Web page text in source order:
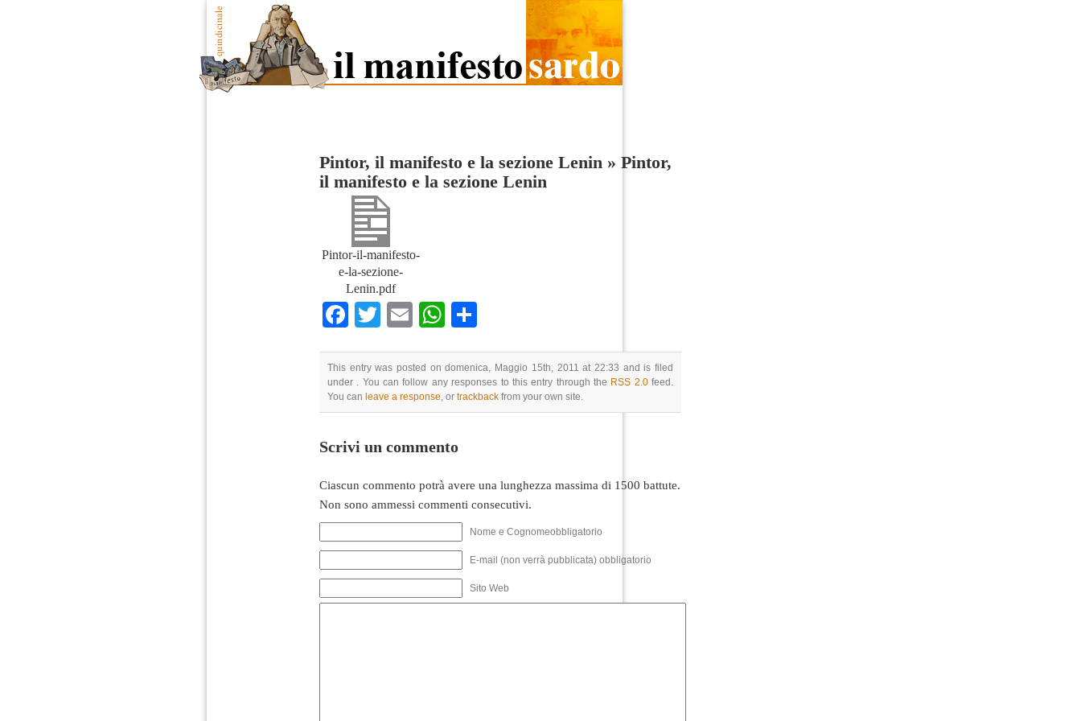
Pintor, il manifesto e la sezione Lenin » Pintor,
il manifesto e la sezione Lenin
Pintor-il-manifesto-
e-la-sezione-
Lenin.pdf
Facebook
TwitterEmailWhatsApp
This entry was posted on domenica, Maggio 15th, 2011 at 22:33 and is filed
under . You can follow any responses to this entry through the RSS 2.0feed.
You can leave a response, or trackback from your own site.
Scrivi un commento
Ciascun commento potrà avere una lunghezza massima di 1500 battute.
Non sono ammessi commenti consecutivi.
Nome e Cognomeobbligatorio
E-mail (non verrà pubblicata) obbligatorio
Sito Web